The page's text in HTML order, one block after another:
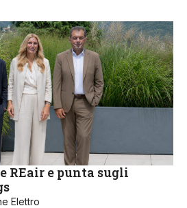
REair e punta sugli
Elettro